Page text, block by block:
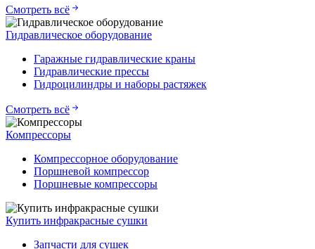
Смотреть всё
Гидравлическое оборудование
Гаражные гидравлические краны
Гидравлические прессы
Гидроцилиндры и наборы растяжек
Смотреть всё
Компрессоры
Компрессорное оборудование
Поршневой компрессор
Поршневые компрессоры
Купить инфракрасные сушки
Запчасти для сушек